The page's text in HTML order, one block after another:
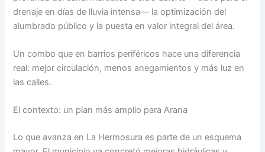
drenaje en días de lluvia intensa— la optimización del
alumbrado público y la puesta en valor integral del área.
Un combo que en barrios periféricos hace una diferencia
real: mejor circulación, menos anegamientos y más luz en
las calles.
El contexto: un plan más amplio para Arana
Lo que avanza en La Hermosura es parte de un esquema